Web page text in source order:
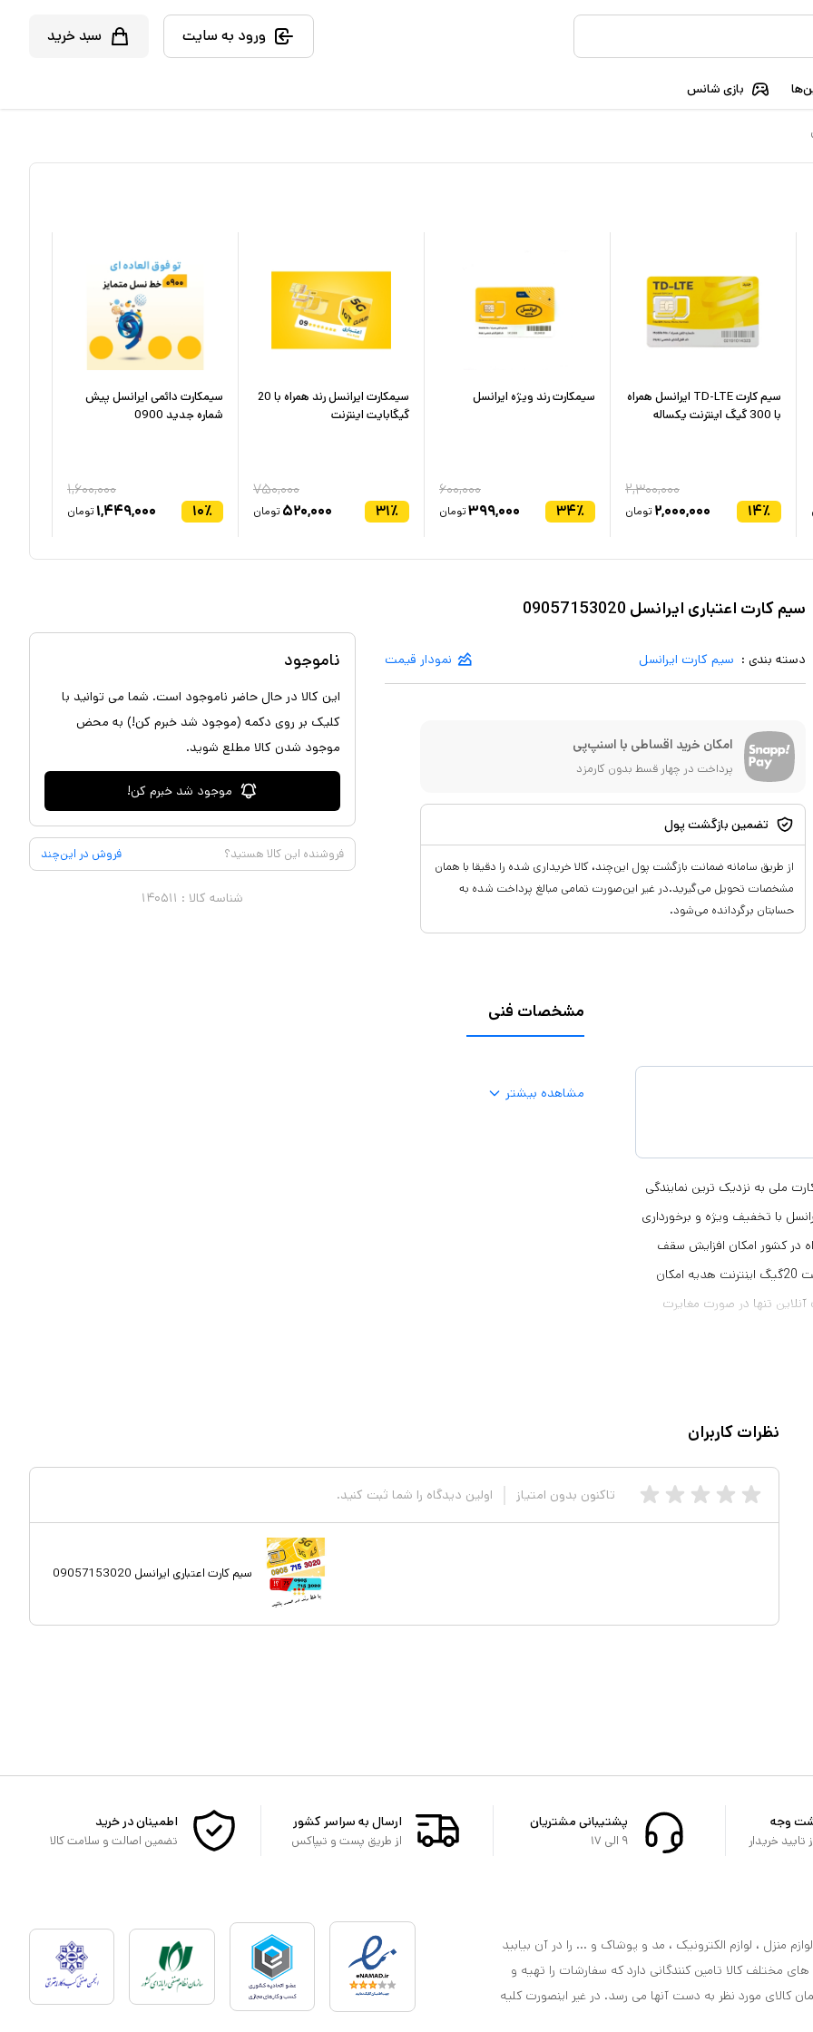
ورود به سایت سبد خرید
بازی شانس
سیم کارت TD-LTE ایرانسل همراه
با 300 گیگ اینترنت یکساله
۱۴٪
۲,۳۰۰,۰۰۰
۲,۰۰۰,۰۰۰ تومان
سیمکارت رند ویژه ایرانسل
۳۴٪
۶۰۰,۰۰۰
۳۹۹,۰۰۰تومان
سیمکارت ایرانسل رند همراه با 20
گیگابایت اینترنت
۳۱٪
۷۵۰,۰۰۰
۵۲۰,۰۰۰ تومان
سیمکارت دائمی ایرانسل پیش
شماره جدید 0900
۱۰٪
۱,۶۰۰,۰۰۰
۱,۴۴۹,۰۰۰ تومان
سیم کارت اعتباری ایرانسل 09057153020
دسته بندی : سیم کارت ایرانسل نمودار قیمت
امکان خرید اقساطی با اسنپ‌پی
پرداخت در چهار قسط بدون کارمزد
تضمین بازگشت پول
از طریق سامانه ضمانت بازگشت پول این‌چند، کالا خریداری شده را دقیقا با همان
مشخصات تحویل می‌گیرید.در غیر این‌صورت تمامی مبالغ پرداخت شده به
حسابتان برگردانده می‌شود.
ناموجود
این کالا در حال حاضر ناموجود است. شما می توانید با
کلیک بر روی دکمه (موجود شد خبرم کن!) به محض
موجود شدن کالا مطلع شوید.
موجود شد خبرم کن!
فروشنده این کالا هستید؟ فروش در این‌چند
شناسه کالا : ۱۴۰۵۱۱
می باشد. با ارایه کارت ملی به نزدیک ترین نمایندگی
با تخفیف ویژه و برخورداری
در کشور امکان افزایش سقف
اعتبار عدم نگرانی از خرید شارژ و کمبود اعتبار شفافیت کامل در قبوض دریافت 20گیگ اینترنت هدیه امکان
تنها در صورت مغایرت
مشخصات فنی
مشاهده بیشتر
نظرات کاربران
تاکنون بدون امتیاز اولین دیدگاه را شما ثبت کنید.
سیم کارت اعتباری ایرانسل 09057153020
وجه
خریدار
پشتیبانی مشتریان
۹ الی ۱۷
ارسال به سراسر کشور
از طریق پست و تیپاکس
اطمینان در خرید
تضمین اصالت و سلامت کالا
منزل ، لوازم الکترونیک ، مد و پوشاک و ... را در آن بیابید
مختلف کالا تامین کنندگانی دارد که سفارشات را تهیه و
کالای مورد نظر به دست آنها می رسد. در غیر اینصورت کلیه